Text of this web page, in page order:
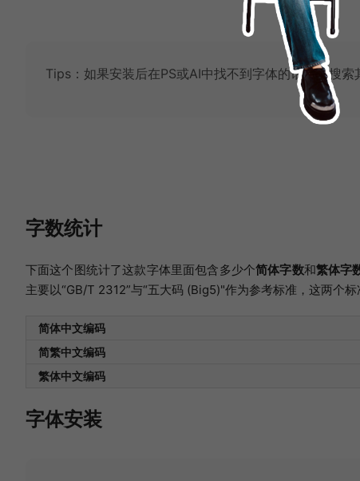
Tips：如果安装后在PS或AI中找不到字体的话，请搜
字数统计
下面这个图统计了这款字体里面包含多少个简体字数和繁体字
主要以“GB/T 2312”与“五大码 (Big5)"作为参考标准，这两个标
简体中文编码
简繁中文编码
繁体中文编码
字体安装